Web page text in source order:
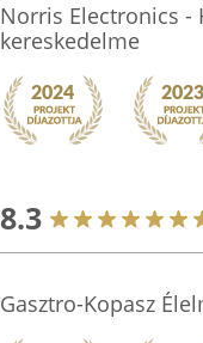
Norris Electronics -
kereskedelme
8.3
Gasztro-Kopasz